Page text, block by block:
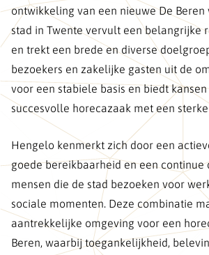
ontwikkeling van een nieuwe De Beren
stad in Twente vervult een belangrijke
en trekt een brede en diverse
bezoekers en zakelijke gasten uit de
voor een stabiele basis en biedt
succesvolle horecazaak met een
Hengelo kenmerkt zich door een
goede bereikbaarheid en een continue
mensen die de stad bezoeken voor
sociale momenten. Deze combinatie
aantrekkelijke omgeving voor een
Beren, waarbij toegankelijkheid,